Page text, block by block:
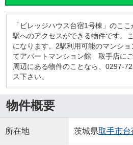
「ビレッジハウス台宿1号棟」のこ
駅へのアクセスができる物件です。
になります。2駅利用可能のマンシ
てアパートマンション館 取手店に
周辺にある物件のことなら、0297-
ス下さい。
物件概要
所在地 茨城県取手市台